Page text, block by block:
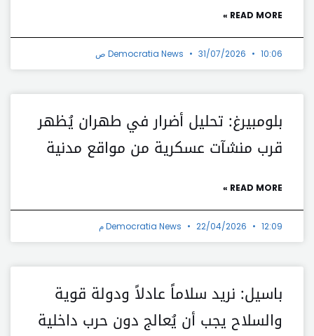
READ MORE »
Democratia News 31/07/2026 10:06 ص
بلومبيرغ: تحليل أضرار في طهران يُظهر
قرب منشآت عسكرية من مواقع مدنية
READ MORE »
Democratia News 22/04/2026 12:09 م
باسيل: نريد سلاماً عادلاً ودولة قوية
والسلاح يجب أن يُعالج دون حرب داخلية